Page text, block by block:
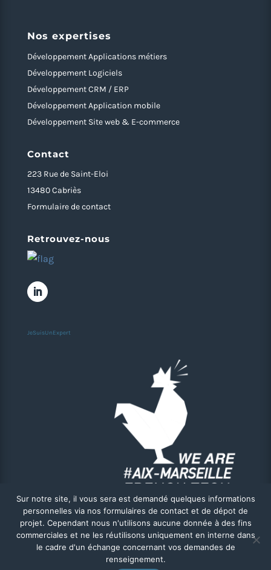
Nos expertises
Développement Applications métiers
Développement Logiciels
Développement CRM / ERP
Développement Application mobile
Développement Site web & E-commerce
Contact
223 Rue de Saint-Eloi
13480 Cabriès
Formulaire de contact
Retrouvez-nous
JeSuisUnExpert
2018 – 2024 © Nextalys – Agence de développement d’applications métiers à
Sur notre site, il vous sera est demandé quelques informations
personnelles via nos formulaires de contact et de dépot de
projet. Cependant nous n'utilisons aucune donnée à des fins
commerciales et ne les réutilisons uniquement en interne dans
le cadre d'un échange concernant vos demandes de
renseignement.